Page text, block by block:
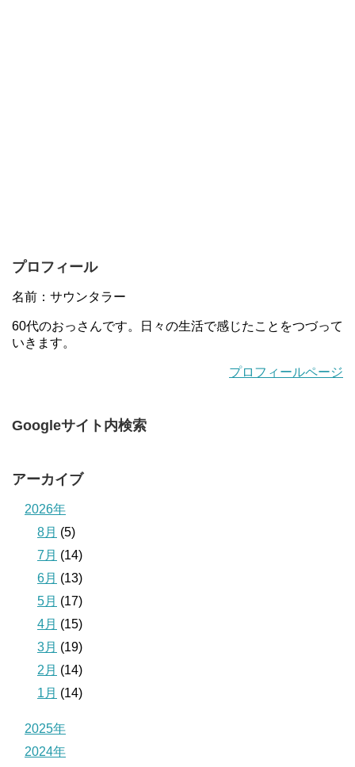
プロフィール
名前：サウンタラー
60代のおっさんです。日々の生活で感じたことをつづって
いきます。
プロフィールページ
Googleサイト内検索
アーカイブ
2026年
8月 (5)
7月 (14)
6月 (13)
5月 (17)
4月 (15)
3月 (19)
2月 (14)
1月 (14)
2025年
2024年